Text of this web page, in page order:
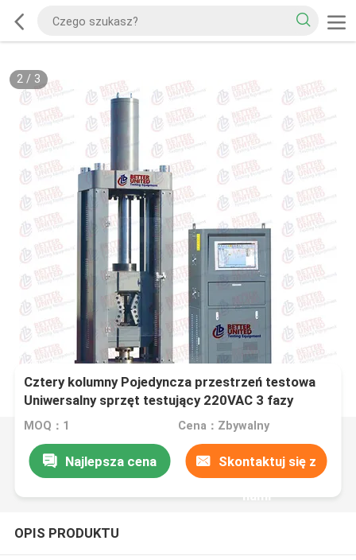
2/ 3
Cztery kolumny Pojedyncza przestrzeń testowa
Uniwersalny sprzęt testujący 220VAC 3 fazy
MOQ：1 Cena：Zbywalny
Najlepsza cena Skontaktuj się z
nami
OPIS PRODUKTU